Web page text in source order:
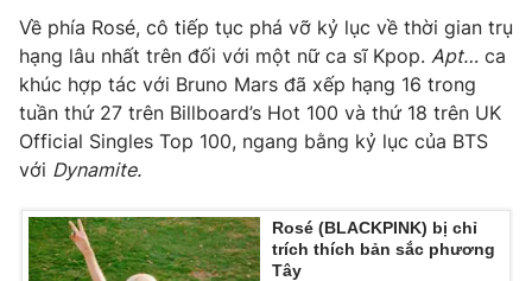
Tổng Biên tập:Vũ Thanh Thủy
Phó Tổng Biên tập: Nguyễn Thị Mỹ Hạnh, Phạm Quốc Thắng,
Nguyễn Trọng Ninh
Tổng đài VTV:024.38 355 931 - 024.38 355 932
Ðiện thoại Thời báo VTV:
Liên hệ quảng cáo:024-7300.7108
Về phía Rosé, cô tiếp tục phá vỡ kỷ lục về thời gian trụ
hạng lâu nhất trên đối với một nữ ca sĩ Kpop. Apt… ca
khúc hợp tác với Bruno Mars đã xếp hạng 16 trong
tuần thứ 27 trên Billboard’s Hot 100 và thứ 18 trên UK
Official Singles Top 100, ngang bằng kỷ lục của BTS
với Dynamite.
Rosé (BLACKPINK) bị chỉ
trích thích bản sắc phương
Tây